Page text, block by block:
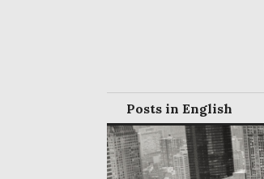
Posts in English